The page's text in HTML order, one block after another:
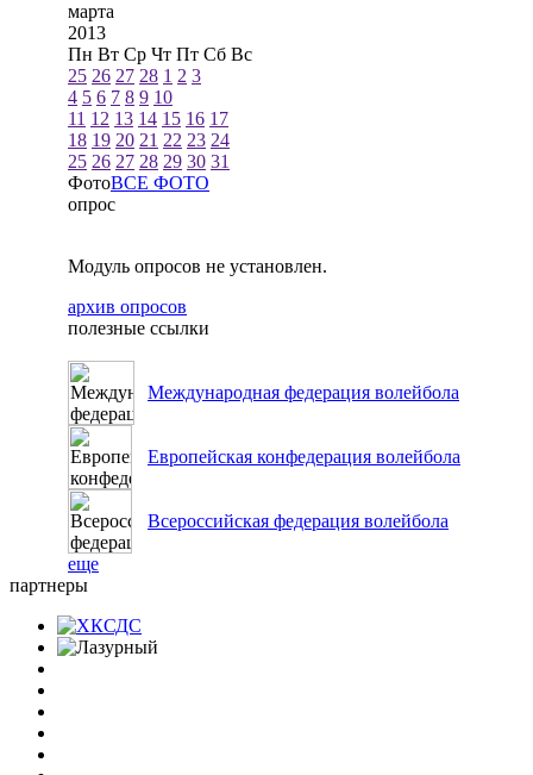
марта
2013
Пн Вт Ср Чт Пт Сб Вс
25 26 27 28 1 2 3
4 5 6 7 8 9 10
11 12 13 14 15 16 17
18 19 20 21 22 23 24
25 26 27 28 29 30 31
ФотоВСЕ ФОТО
опрос
Модуль опросов не установлен.
архив опросов
полезные ссылки
Международная федерация волейбола
Европейская конфедерация волейбола
Всероссийская федерация волейбола
еще
партнеры